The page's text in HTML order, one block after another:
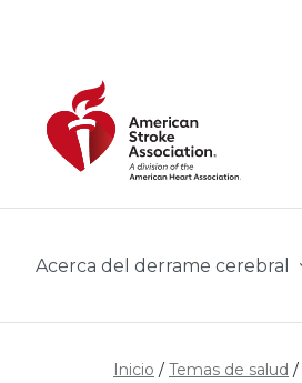
Acerca del derrame cerebral
Inicio Temas de salud